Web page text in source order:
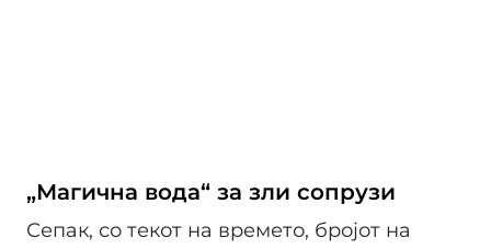
„Магична вода“ за зли сопрузи
Сепак, со текот на времето, бројот на